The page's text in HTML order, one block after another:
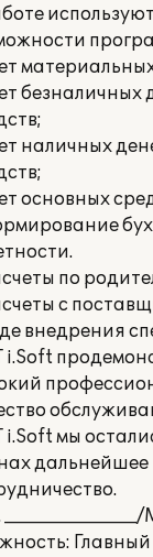
наличных
основных
по
с
внедрения
мы
дальнейшее
Главный